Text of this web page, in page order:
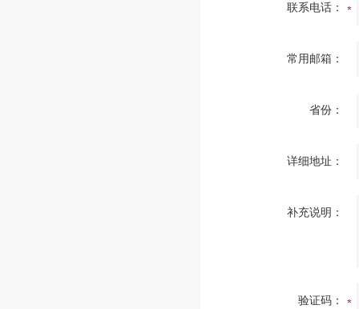
联系电话：
常用邮箱：
省份：
详细地址：
补充说明：
验证码：